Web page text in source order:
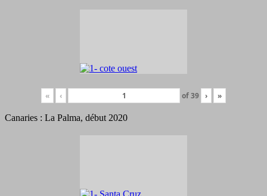
« ‹ of39 › »
Canaries : La Palma, début 2020